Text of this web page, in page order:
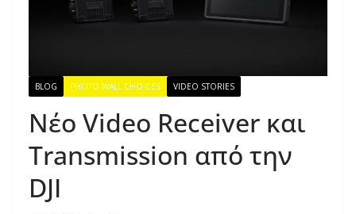
BLOG PHOTO WALL CHOICES VIDEO STORIES
Νέο Video Receiver και
Transmission από την
DJI